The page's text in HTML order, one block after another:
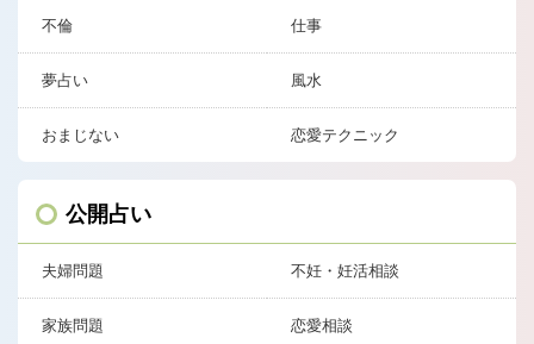
不倫 仕事
夢占い 風水
おまじない 恋愛テクニック
公開占い
夫婦問題 不妊・妊活相談
家族問題 恋愛相談